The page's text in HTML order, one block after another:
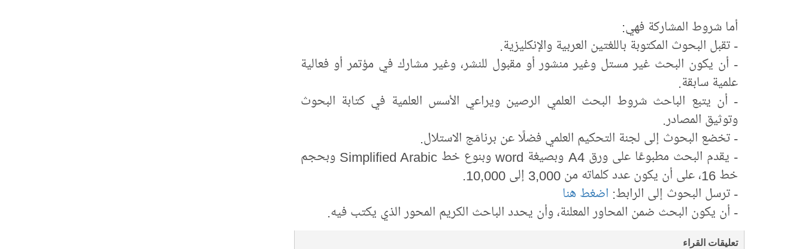
أما شروط المشاركة فهي:
- تقبل البحوث المكتوبة باللغتين العربية والإنكليزية.
- أن يكون البحث غير مستل وغير منشور أو مقبول للنشر، وغير مشارك في مؤتمر أو فعالية
علمية سابقة.
- أن يتبع الباحث شروط البحث العلمي الرصين ويراعي الأسس العلمية في كتابة البحوث
وتوثيق المصادر.
- تخضع البحوث إلى لجنة التحكيم العلمي فضلًا عن برنامَج الاستلال.
- يقدم البحث مطبوعًا على ورق A4 وبصيغة word وبنوع خط Simplified Arabic وبحجم
خط 16، على أن يكون عدد كلماته من 3,000 إلى 10,000.
- ترسل البحوث إلى الرابط: اضغط هنا
- أن يكون البحث ضمن المحاور المعلنة، وأن يحدد الباحث الكريم المحور الذي يكتب فيه.
تعليقات القراء